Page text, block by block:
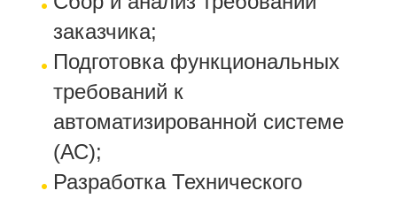
заказчика;
Подготовка функциональных
требований к
автоматизированной системе
(АС);
Разработка Технического